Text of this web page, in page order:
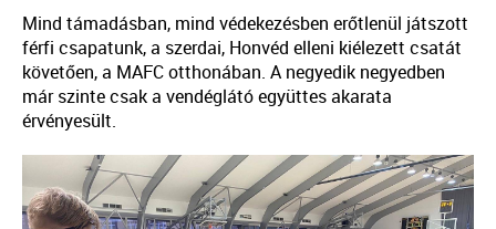
Mind támadásban, mind védekezésben erőtlenül játszott
férfi csapatunk, a szerdai, Honvéd elleni kiélezett csatát
követően, a MAFC otthonában. A negyedik negyedben
már szinte csak a vendéglátó együttes akarata
érvényesült.